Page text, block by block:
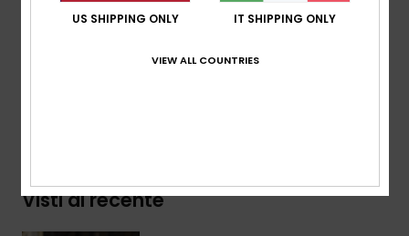
Visti di recente
US SHIPPING ONLY IT SHIPPING ONLY
VIEW ALL COUNTRIES